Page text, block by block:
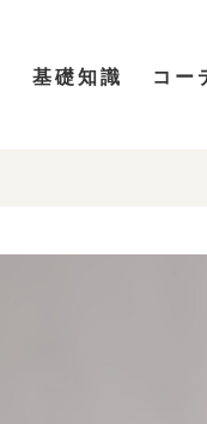
基礎知識 コー